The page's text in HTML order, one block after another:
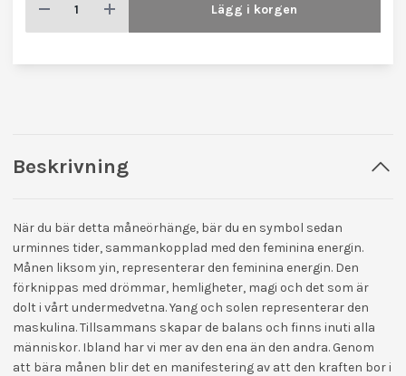
Lägg i korgen
Beskrivning
När du bär detta måneörhänge, bär du en symbol sedan
urminnes tider, sammankopplad med den feminina energin.
Månen liksom yin, representerar den feminina energin. Den
förknippas med drömmar, hemligheter, magi och det som är
dolt i vårt undermedvetna. Yang och solen representerar den
maskulina. Tillsammans skapar de balans och finns inuti alla
människor. Ibland har vi mer av den ena än den andra. Genom
att bära månen blir det en manifestering av att den kraften bor i